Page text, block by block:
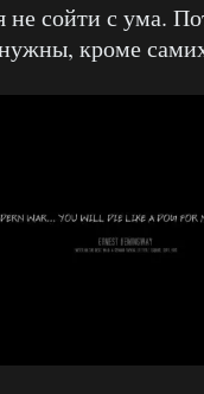
не сойти с ума.
кроме